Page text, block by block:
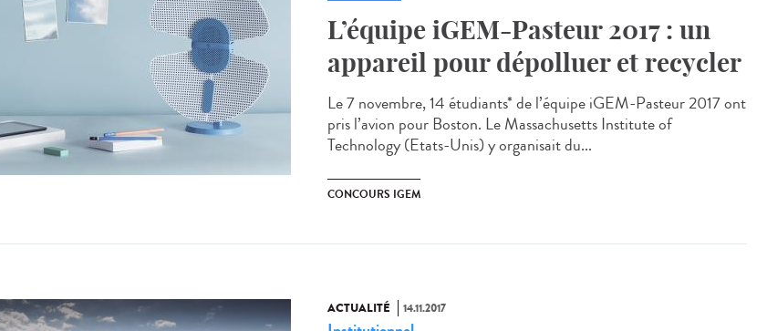
L’équipe iGEM-Pasteur 2017 : un
appareil pour dépolluer et recycler
Le 7 novembre, 14 étudiants* de l’équipe iGEM-Pasteur 2017 ont
pris l’avion pour Boston. Le Massachusetts Institute of
Technology (Etats-Unis) y organisait du...
CONCOURS IGEM
ACTUALITÉ 14.11.2017